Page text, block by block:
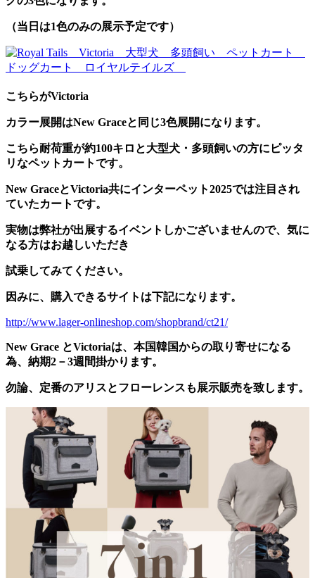
（当日は1色のみの展示予定です）
こちらがVictoria
カラー展開はNew Graceと同じ3色展開になります。
こちら耐荷重が約100キロと大型犬・多頭飼いの方にピッタ
リなペットカートです。
New GraceとVictoria共にインターペット2025では注目され
ていたカートです。
実物は弊社が出展するイベントしかございませんので、気に
なる方はお越しいただき
試乗してみてください。
因みに、購入できるサイトは下記になります。
http://www.lager-onlineshop.com/shopbrand/ct21/
New Grace とVictoriaは、本国韓国からの取り寄せになる
為、納期2－3週間掛かります。
勿論、定番のアリスとフローレンスも展示販売を致します。